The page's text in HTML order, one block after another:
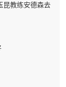
昆教练安德森去